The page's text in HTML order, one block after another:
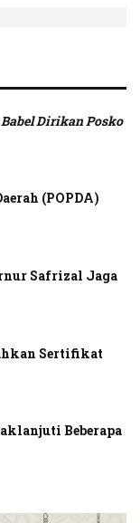
Dirikan Posko
(POPDA)
Safrizal Jaga
Sertifikat
Beberapa